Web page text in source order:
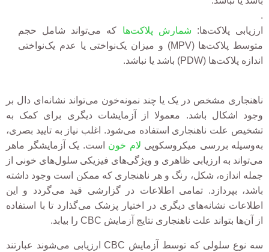
.
ارزیابی پلاکت‌ها: شمارش پلاکت‌ها که می‌تواند شامل حجم
متوسط پلاکت‌ها (MPV) و میزان یک‌نواختی یا عدم یک‌نواختی
اندازه پلاکت‌ها (PDW) باشد یا نباشد.
ناهنجاری مشخص در یک یا چند نمونه‌خون می‌تواند نشانه‌ای دال بر
وجود اشکال باشد. معمولا از آزمایشات دیگر ی برای کمک به
تشخیص علت ناهنجاری استفاده می‌شود. اغلب نیاز به تایید بصری،
به‌وسیله بررسی میکروسکوپی لام خون است. یک آزمایشگر ماهر
می‌تواند به ارزیابی ظاهر ی و ویژگی‌های فیزیکی سلول‌های خونی از
جمله اندازه، شکل، رنگ و هر ناهنجاری که ممکن است وجود داشته
باشد، بپردازد. تمامی اطلاعات در گزارشی قید می‌گردد و این
اطلاعات نشانه‌های دیگری در اختیار پزشک می‌گذارد تا با استفاده
از آن‌ها بتواند علت ناهنجاری نتایج آزمایش CBC را بیابد.
سه نوع سلولی که توسط آزمایش CBC ارزیابی می‌شوند عبارتند